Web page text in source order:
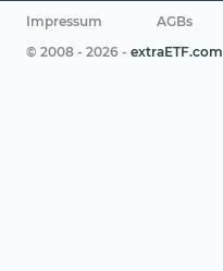
Impressum AGBs
© 2008 - 2026 - extraETF.com